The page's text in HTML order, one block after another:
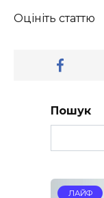
Оцініть статтю
Пошук
ЛАЙФ